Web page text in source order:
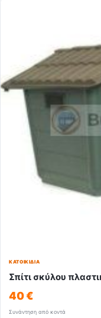
ΚΑΤΟΙΚΊΔΙΑ
Σπίτι σκύλου
40 €
Συνάντηση από κοντά